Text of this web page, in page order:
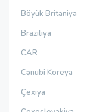
Böyük Britaniya
Braziliya
CAR
Cənubi Koreya
Çexiya